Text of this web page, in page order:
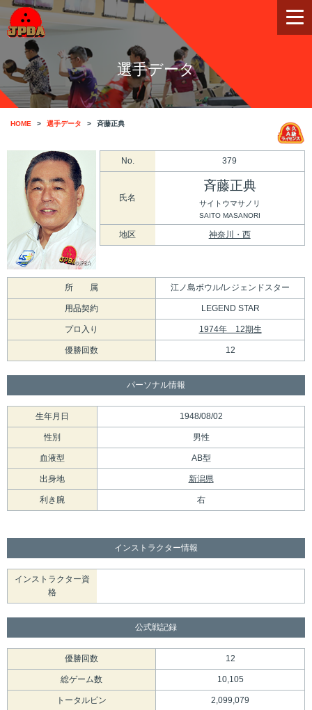
選手データ
HOME 選手データ 斉藤正典
No. 379
氏名
斉藤正典
サイトウマサノリ
SAITO MASANORI
地区 神奈川・西
所 属 江ノ島ボウル/レジェンドスター
用品契約 LEGEND STAR
プロ入り 1974年 12期生
優勝回数 12
パーソナル情報
生年月日 1948/08/02
性別 男性
血液型 AB型
出身地 新潟県
利き腕 右
インストラクター情報
インストラクター資
格
公式戦記録
優勝回数 12
総ゲーム数 10,105
トータルピン 2,099,079